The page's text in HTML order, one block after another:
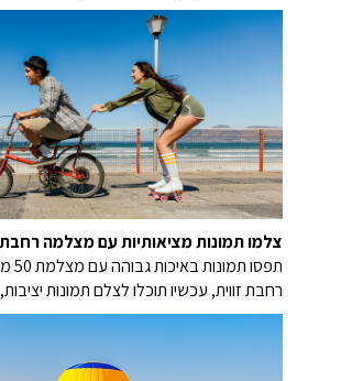
צלמו תמונות מציאותיות עם מצלמה רחבת
תפסו
רחבת זווית, עכשיו תוכלו לצלם תמונות